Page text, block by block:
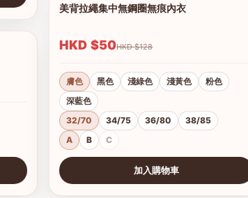
美背拉繩集中無鋼圈無痕內衣
HKD $50 HKD $128
膚色 黑色 淺綠色 淺黃色
粉色
深藍色
32/70
34/75 36/80
38/85
A
B C
加入購物車